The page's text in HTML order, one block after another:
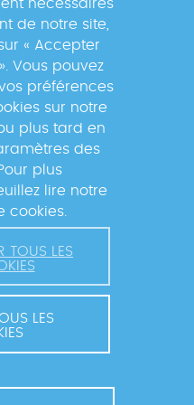
vos données seront
pour vous envoyer des
et vous informer des
d'informations, veuillez
confidentialité
nécessaires
de notre site,
« Accepter
Vous pouvez
préférences
sur notre
plus tard en
des
plus
lire notre
cookies.
TOUS LES
LES